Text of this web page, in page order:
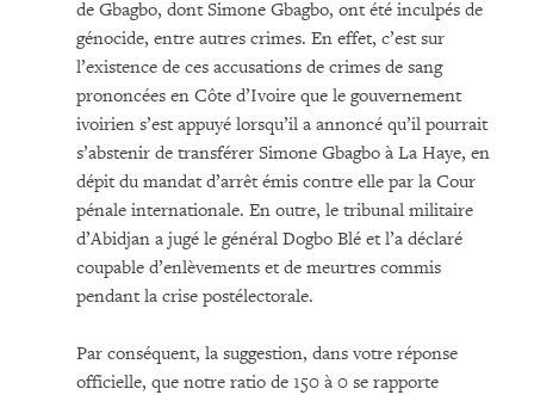
de Gbagbo, dont Simone Gbagbo, ont été inculpés de
génocide, entre autres crimes. En effet, c’est sur
l’existence de ces accusations de crimes de sang
prononcées en Côte d’Ivoire que le gouvernement
ivoirien s’est appuyé lorsqu’il a annoncé qu’il pourrait
s’abstenir de transférer Simone Gbagbo à La Haye, en
dépit du mandat d’arrêt émis contre elle par la Cour
pénale internationale. En outre, le tribunal militaire
d’Abidjan a jugé le général Dogbo Blé et l’a déclaré
coupable d’enlèvements et de meurtres commis
pendant la crise postélectorale.
Par conséquent, la suggestion, dans votre réponse
officielle, que notre ratio de 150 à 0 se rapporte